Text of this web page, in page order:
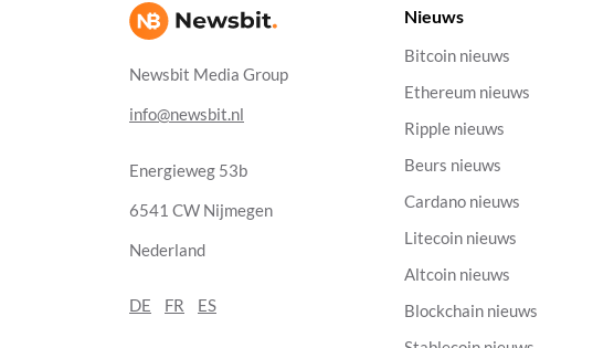
Newsbit Media Group
info@newsbit.nl
Energieweg 53b
6541 CW Nijmegen
Nederland
DE FR ES
Nieuws
Bitcoin nieuws
Ethereum nieuws
Ripple nieuws
Beurs nieuws
Cardano nieuws
Litecoin nieuws
Altcoin nieuws
Blockchain nieuws